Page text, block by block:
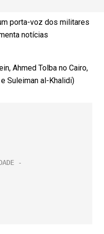
porta-voz dos militares
notícias
Ahmed Tolba no Cairo,
Suleiman al-Khalidi)